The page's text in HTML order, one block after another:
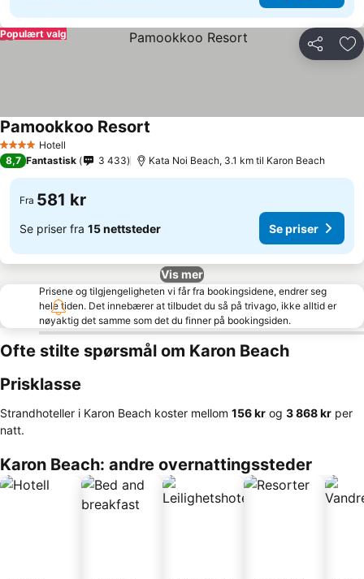
Del
Populært valg
4 StjernerHotell
Pamookkoo Resort
8,7 Fantastisk 3 433 Kata Noi Beach, 3.1 km til Karon Beach
Fra 581 kr
Se priser fra 15 nettsteder Se priser
Vis mer
Prisene og tilgjengeligheten vi får fra bookingsidene, endrer seg
hele tiden. Det innebærer at tilbudet du så på trivago, ikke alltid er
nøyaktig det samme som det du finner på bookingsiden.
Ofte stilte spørsmål om Karon Beach
Prisklasse
Strandhoteller i Karon Beach koster mellom ‎156 kr og ‎3 868 kr per
natt.
Karon Beach: andre overnattingssteder